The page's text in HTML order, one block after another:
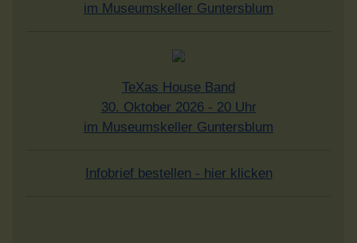
im Museumskeller Guntersblum
TeXas House Band
30. Oktober 2026 - 20 Uhr
im Museumskeller Guntersblum
Infobrief bestellen - hier klicken